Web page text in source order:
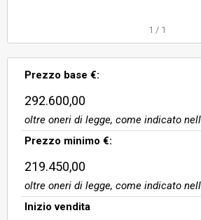
1 / 1
Prezzo base €:
292.600,00
oltre oneri di legge, come indicato
Prezzo minimo €:
219.450,00
oltre oneri di legge, come indicato
Inizio vendita